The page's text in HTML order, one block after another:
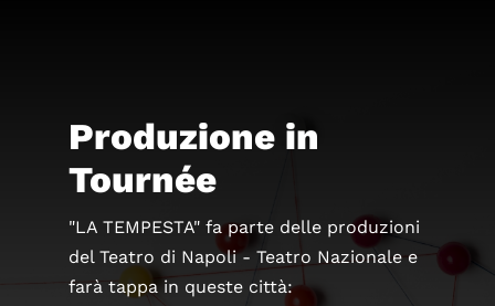
Produzione in
Tournée
"LA TEMPESTA" fa parte delle produzioni
del Teatro di Napoli - Teatro Nazionale e
farà tappa in queste città: